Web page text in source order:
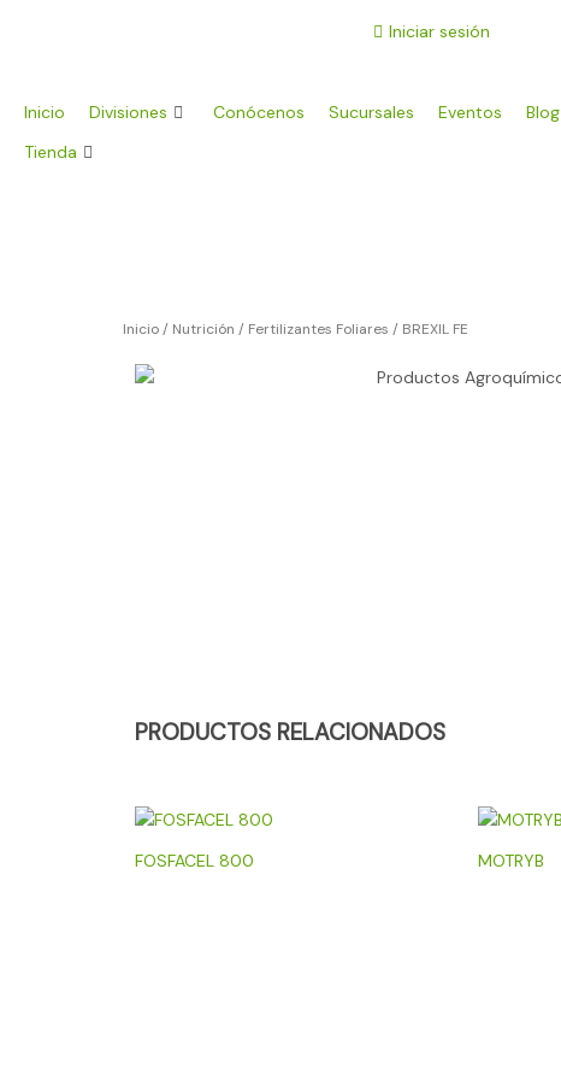
Iniciar sesión
Inicio Divisiones Conócenos Sucursales Eventos Blog
Tienda
Inicio/ Nutrición / Fertilizantes Foliares / BREXIL FE
PRODUCTOS RELACIONADOS
FOSFACEL 800 MOTRYB